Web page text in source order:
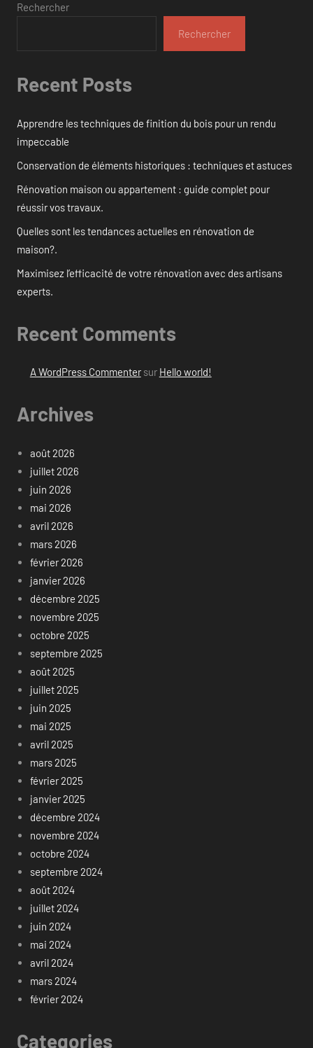
Rechercher
Rechercher
Recent Posts
Apprendre les techniques de finition du bois pour un rendu
impeccable
Conservation de éléments historiques : techniques et astuces
Rénovation maison ou appartement : guide complet pour
réussir vos travaux.
Quelles sont les tendances actuelles en rénovation de
maison?.
Maximisez l’efficacité de votre rénovation avec des artisans
experts.
Recent Comments
A WordPress Commentersur Hello world!
Archives
août 2026
juillet 2026
juin 2026
mai 2026
avril 2026
mars 2026
février 2026
janvier 2026
décembre 2025
novembre 2025
octobre 2025
septembre 2025
août 2025
juillet 2025
juin 2025
mai 2025
avril 2025
mars 2025
février 2025
janvier 2025
décembre 2024
novembre 2024
octobre 2024
septembre 2024
août 2024
juillet 2024
juin 2024
mai 2024
avril 2024
mars 2024
février 2024
Categories